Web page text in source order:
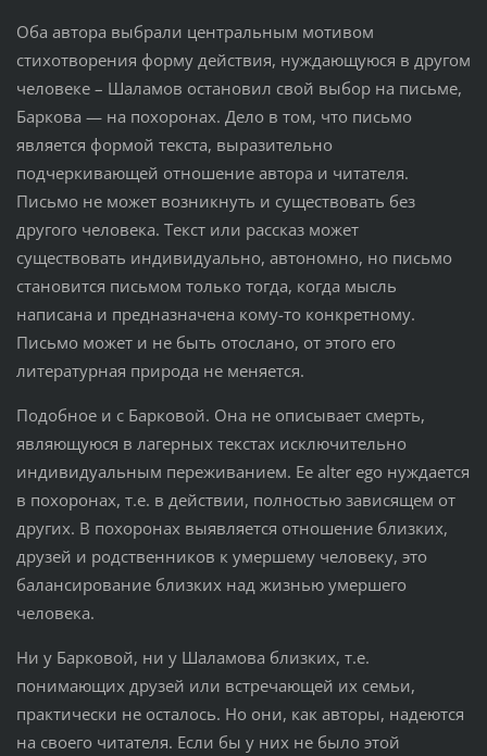
Оба автора выбрали центральным мотивом
стихотворения форму действия, нуждающуюся в другом
человеке – Шаламов остановил свой выбор на письме,
Баркова — на похоронах. Дело в том, что письмо
является формой текста, выразительно
подчеркивающей отношение автора и читателя.
Письмо не может возникнуть и существовать без
другого человека. Текст или рассказ может
существовать индивидуально, автономно, но письмо
становится письмом только тогда, когда мысль
написана и предназначена кому-то конкретному.
Письмо может и не быть отослано, от этого его
литературная природа не меняется.
Подобное и с Барковой. Она не описывает смерть,
являющуюся в лагерных текстах исключительно
индивидуальным переживанием. Ее alter ego нуждается
в похоронах, т.е. в действии, полностью зависящем от
других. В похоронах выявляется отношение близких,
друзей и родственников к умершему человеку, это
балансирование близких над жизнью умершего
человека.
Ни у Барковой, ни у Шаламова близких, т.е.
понимающих друзей или встречающей их семьи,
практически не осталось. Но они, как авторы, надеются
на своего читателя. Если бы у них не было этой